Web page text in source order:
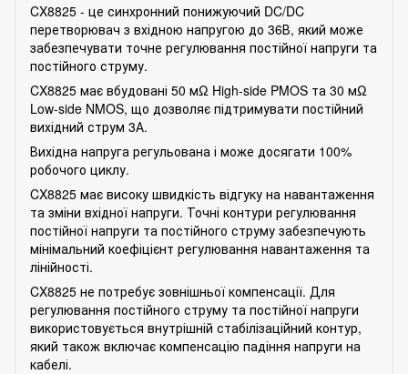
CX8825 - це синхронний понижуючий DC/DC
перетворювач з вхідною напругою до 36В, який може
забезпечувати точне регулювання постійної напруги та
постійного струму.
CX8825 має вбудовані 50 мΩ High-side PMOS та 30 мΩ
Low-side NMOS, що дозволяє підтримувати постійний
вихідний струм 3А.
Вихідна напруга регульована і може досягати 100%
робочого циклу.
CX8825 має високу швидкість відгуку на навантаження
та зміни вхідної напруги. Точні контури регулювання
постійної напруги та постійного струму забезпечують
мінімальний коефіцієнт регулювання навантаження та
лінійності.
CX8825 не потребує зовнішньої компенсації. Для
регулювання постійного струму та постійної напруги
використовується внутрішній стабілізаційний контур,
який також включає компенсацію падіння напруги на
кабелі.